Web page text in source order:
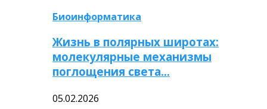
Биоинформатика
Жизнь в полярных широтах:
молекулярные механизмы
поглощения света…
05.02.2026